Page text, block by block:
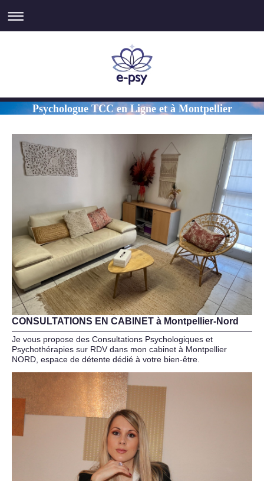
Psychologue TCC en Ligne et à Montpellier
CONSULTATIONS EN CABINET à Montpellier-Nord
Je vous propose des Consultations Psychologiques et
Psychothérapies sur RDV dans mon cabinet à Montpellier
NORD, espace de détente dédié à votre bien-être.